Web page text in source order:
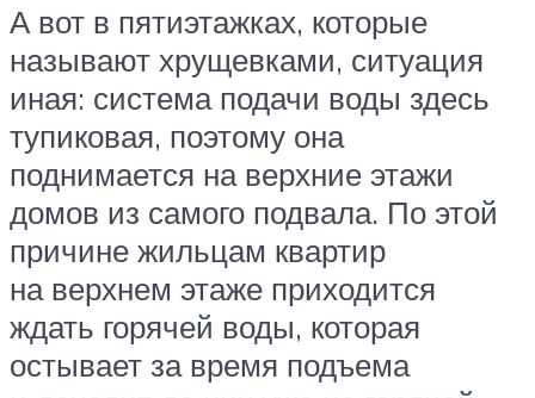
А вот в пятиэтажках, которые
называют хрущевками, ситуация
иная: система подачи воды здесь
тупиковая, поэтому она
поднимается на верхние этажи
домов из самого подвала. По этой
причине жильцам квартир
на верхнем этаже приходится
ждать горячей воды, которая
остывает за время подъема